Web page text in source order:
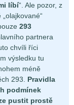
líbí“. Ale pozor, z
293
partnera
chvíli říci
výsledku tu
méně
293. Pravidla
podmínek
pustit prostě